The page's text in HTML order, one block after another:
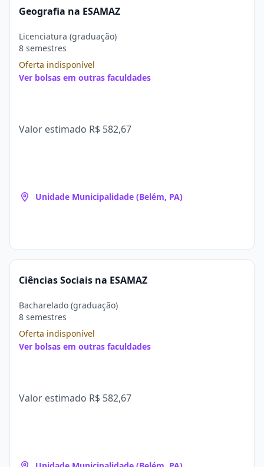
Geografia na ESAMAZ
Licenciatura (graduação)
8 semestres
Oferta indisponível
Ver bolsas em outras faculdades
Valor estimado R$ 582,67
Unidade Municipalidade (Belém, PA)
Ciências Sociais na ESAMAZ
Bacharelado (graduação)
8 semestres
Oferta indisponível
Ver bolsas em outras faculdades
Valor estimado R$ 582,67